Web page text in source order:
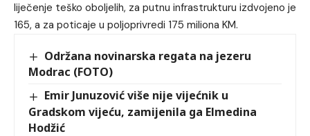
liječenje teško oboljelih, za putnu infrastrukturu izdvojeno je
165, a za poticaje u poljoprivredi 175 miliona KM.
Održana novinarska regata na jezeru
Modrac (FOTO)
Emir Junuzović više nije vijećnik u
Gradskom vijeću, zamijenila ga Elmedina
Hodžić